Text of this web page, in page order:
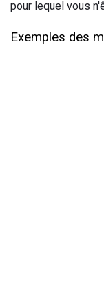
pour lequel vous
Exemples des